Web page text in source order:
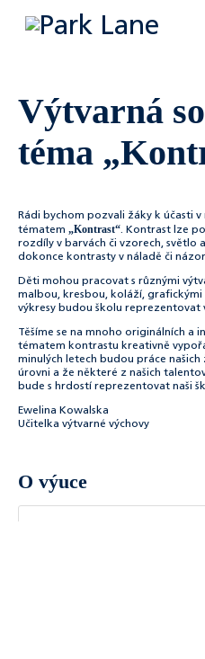
Výtvarná
téma
Rádi bychom pozvali žáky k účasti
tématem „Kontrast“. Kontrast lze
rozdíly v barvách či vzorech, světlo
dokonce kontrasty v náladě či
Děti mohou pracovat s různými
malbou, kresbou, koláží,
výkresy budou školu reprezentovat
Těšíme se na mnoho originálních a
tématem kontrastu kreativně
minulých letech budou práce
úrovni a že některé z našich
bude s hrdostí reprezentovat naši
Ewelina Kowalska
Učitelka výtvarné výchovy
O výuce